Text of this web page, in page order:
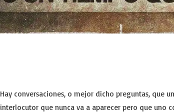
Hay conversaciones, o mejor dicho preguntas, que
interlocutor que nunca va a aparecer pero que uno